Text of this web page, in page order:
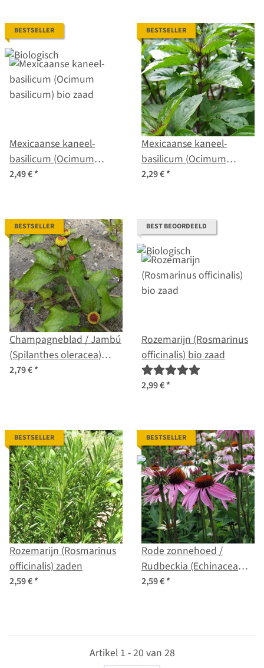
BESTSELLER
Mexicaanse kaneel-
basilicum (Ocimum
basilicum) bio zaad
2,49 €*
BESTSELLER
Mexicaanse kaneel-
basilicum (Ocimum
basilicum) zaden
2,29 €*
BESTSELLER
Champagneblad / Jambú
(Spilanthes oleracea)
zaden
2,79 €*
BEST BEOORDEELD
Rozemarijn (Rosmarinus
officinalis) bio zaad
2,99 €*
BESTSELLER
Rozemarijn (Rosmarinus
officinalis) zaden
2,59 €*
BESTSELLER
Rode zonnehoed /
Rudbeckia (Echinacea
purpurea) bio zaad
2,59 €*
Artikel 1 - 20 van 28